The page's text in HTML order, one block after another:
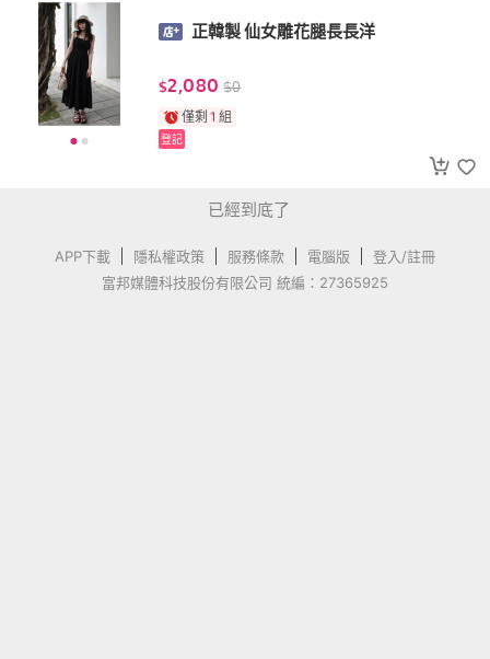
正韓製 仙女雕花腿長長洋
$2,080 $0
僅剩 1 組
登記
已經到底了
APP下載 隱私權政策 服務條款 電腦版
登入/註冊
富邦媒體科技股份有限公司 統編：27365925